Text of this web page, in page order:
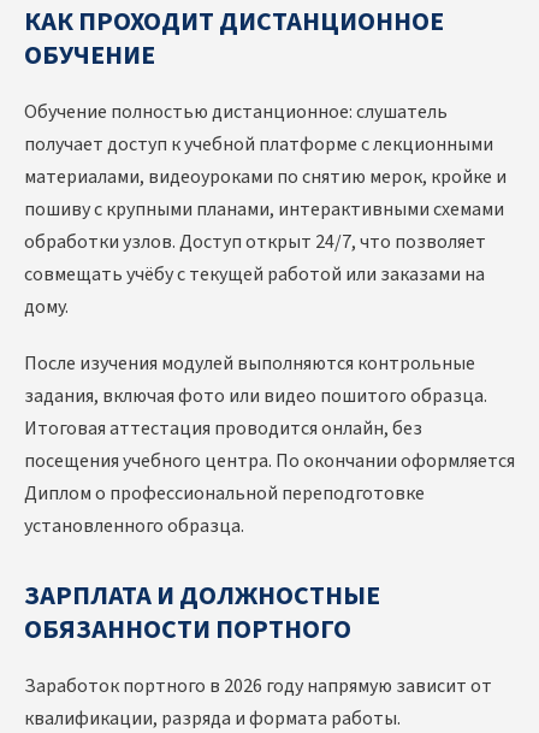
КАК ПРОХОДИТ ДИСТАНЦИОННОЕ
ОБУЧЕНИЕ
Обучение полностью дистанционное: слушатель
получает доступ к учебной платформе с лекционными
материалами, видеоуроками по снятию мерок, кройке и
пошиву с крупными планами, интерактивными схемами
обработки узлов. Доступ открыт 24/7, что позволяет
совмещать учёбу с текущей работой или заказами на
дому.
После изучения модулей выполняются контрольные
задания, включая фото или видео пошитого образца.
Итоговая аттестация проводится онлайн, без
посещения учебного центра. По окончании оформляется
Диплом о профессиональной переподготовке
установленного образца.
ЗАРПЛАТА И ДОЛЖНОСТНЫЕ
ОБЯЗАННОСТИ ПОРТНОГО
Заработок портного в 2026 году напрямую зависит от
квалификации, разряда и формата работы.